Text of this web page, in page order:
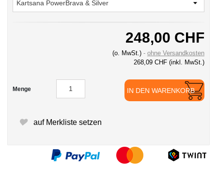
248,00 CHF
(o. MwSt.)
ohne Versandkosten
268,09 CHF (inkl. MwSt.)
Menge IN DEN WARENKORB
auf Merkliste setzen